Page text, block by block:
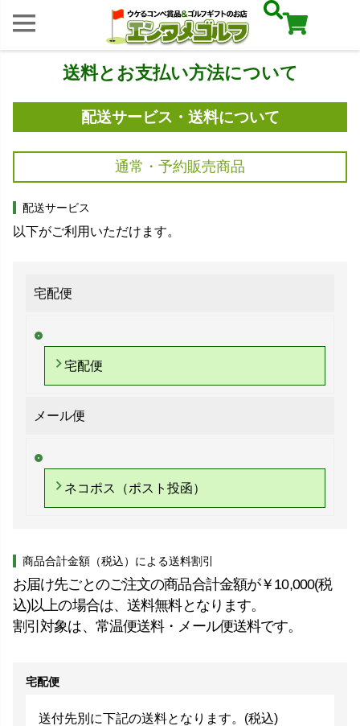
送料とお支払い方法について
配送サービス・送料について
通常・予約販売商品
配送サービス
以下がご利用いただけます。
宅配便
宅配便
メール便
ネコポス（ポスト投函）
商品合計金額（税込）による送料割引
お届け先ごとのご注文の商品合計金額が￥10,000(税
込)以上の場合は、送料無料となります。
割引対象は、常温便送料・メール便送料です。
宅配便
送付先別に下記の送料となります。(税込)